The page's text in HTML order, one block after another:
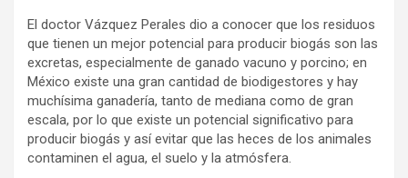
El doctor Vázquez Perales dio a conocer que los residuos
que tienen un mejor potencial para producir biogás son las
excretas, especialmente de ganado vacuno y porcino; en
México existe una gran cantidad de biodigestores y hay
muchísima ganadería, tanto de mediana como de gran
escala, por lo que existe un potencial significativo para
producir biogás y así evitar que las heces de los animales
contaminen el agua, el suelo y la atmósfera.